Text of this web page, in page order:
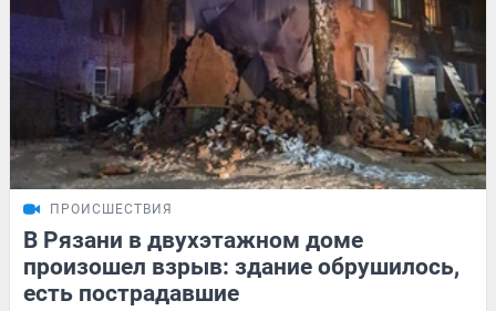
ПРОИСШЕСТВИЯ
В Рязани в двухэтажном доме
произошел взрыв: здание обрушилось,
есть пострадавшие